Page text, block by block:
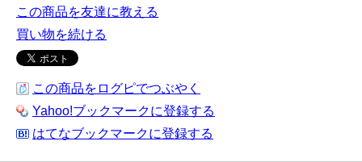
この商品を友達に教える
買い物を続ける
この商品をログピでつぶやく
Yahoo!ブックマークに登録する
はてなブックマークに登録する